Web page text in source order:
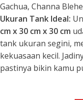
Gachua, Channa
Ukuran Tank Ideal:
cm x 30 cm x 30 cm
tank ukuran segini,
kekuasaan kecil.
pastinya bikin kamu